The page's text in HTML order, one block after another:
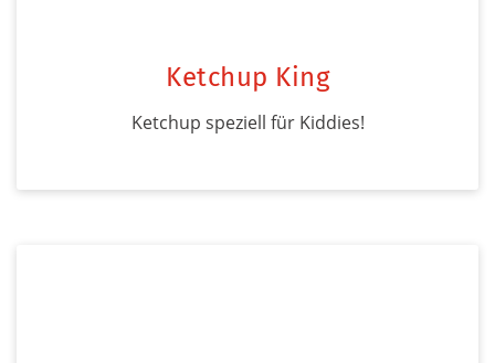
Ketchup King
Ketchup speziell für Kiddies!